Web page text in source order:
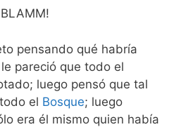
pensando qué habría
pareció que todo el
luego pensó que tal
el Bosque; luego
era él mismo quien había